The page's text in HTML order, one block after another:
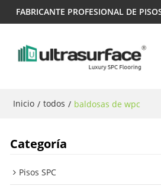
FABRICANTE PROFESIONAL DE
Inicio / todos / baldosas de wpc
Categoría
Pisos SPC